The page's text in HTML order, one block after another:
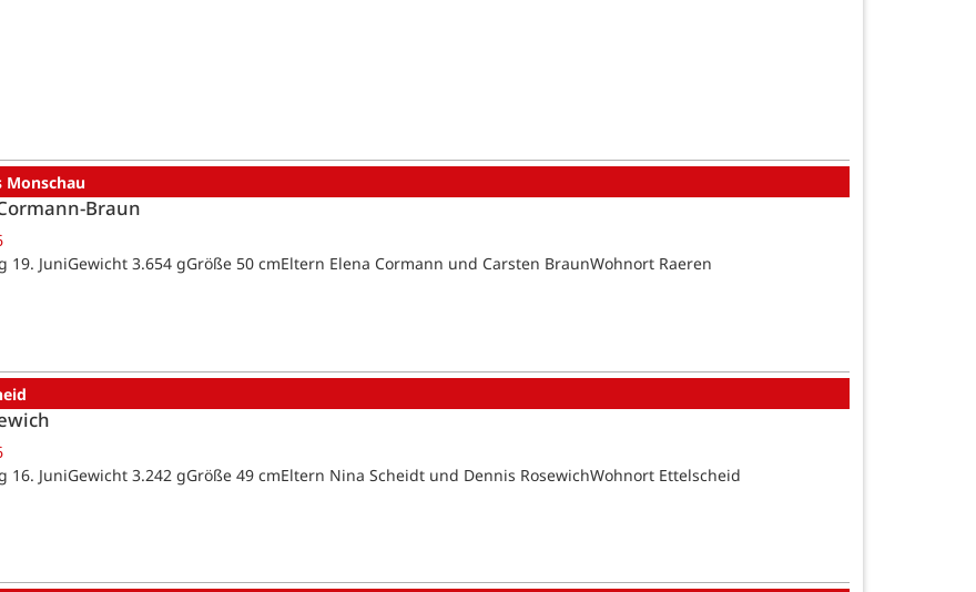
Braun
19. JuniGewicht 3.654 gGröße 50 cmEltern Elena Cormann und Carsten BraunWohnort Raeren
16. JuniGewicht 3.242 gGröße 49 cmEltern Nina Scheidt und Dennis RosewichWohnort Ettelscheid